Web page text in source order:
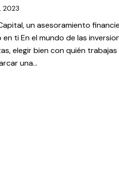
2023
un asesoramiento
ti En el mundo de las
elegir bien con quién trabajas
una…